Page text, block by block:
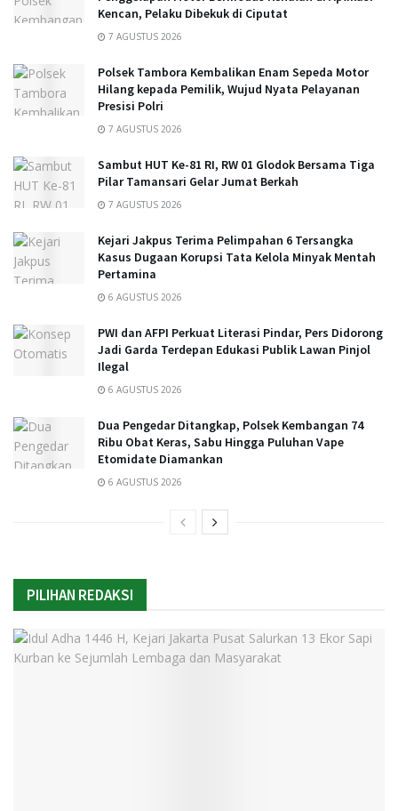
Kencan, Pelaku Dibekuk di Ciputat
7 AGUSTUS 2026
Polsek Tambora Kembalikan Enam Sepeda Motor
Hilang kepada Pemilik, Wujud Nyata Pelayanan
Presisi Polri
7 AGUSTUS 2026
Sambut HUT Ke-81 RI, RW 01 Glodok Bersama Tiga
Pilar Tamansari Gelar Jumat Berkah
7 AGUSTUS 2026
Kejari Jakpus Terima Pelimpahan 6 Tersangka
Kasus Dugaan Korupsi Tata Kelola Minyak Mentah
Pertamina
6 AGUSTUS 2026
PWI dan AFPI Perkuat Literasi Pindar, Pers Didorong
Jadi Garda Terdepan Edukasi Publik Lawan Pinjol
Ilegal
6 AGUSTUS 2026
Dua Pengedar Ditangkap, Polsek Kembangan 74
Ribu Obat Keras, Sabu Hingga Puluhan Vape
Etomidate Diamankan
6 AGUSTUS 2026
PILIHAN REDAKSI